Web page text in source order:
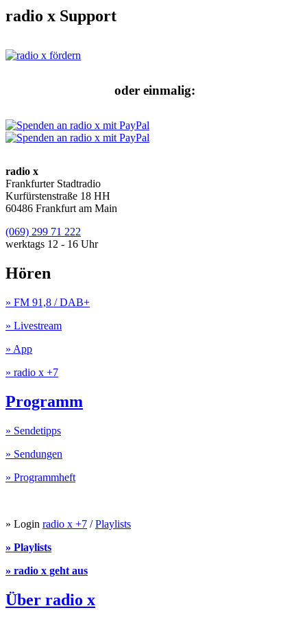
radio x Support
oder einmalig:
radio x
Frankfurter Stadtradio
Kurfürstenstraße 18 HH
60486 Frankfurt am Main
(069) 299 71 222
werktags 12 - 16 Uhr
Hören
» FM 91,8 / DAB+
» Livestream
» App
» radio x +7
Programm
» Sendetipps
» Sendungen
» Programmheft
» Login radio x +7 /Playlists
» Playlists
» radio x geht aus
Über radio x